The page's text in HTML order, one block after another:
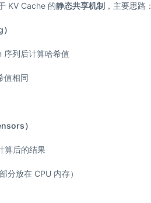
KV Cache 的静态共享机制 ，主要思路：
列后计算哈希值
值相同
）
算后的结果
分放在 CPU 内存）